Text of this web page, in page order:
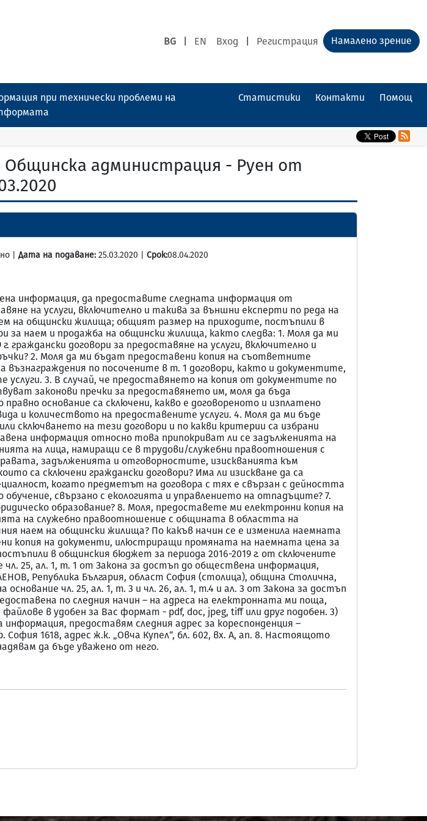
BG EN Вход Регистрация Намалено зрение
при технически проблеми на
Статистики Контакти Помощ
Общинска администрация - Руен от
| Дата на подаване: 25.03.2020 | Срок:08.04.2020
информация, да предоставите следната информация от
на услуги, включително и такива за външни експерти по реда на
на общински жилища; общият размер на приходите, постъпили в
за наем и продажба на общински жилища, както следва: 1. Моля да ми
граждански договори за предоставяне на услуги, включително и
2. Моля да ми бъдат предоставени копия на съответните
по посочените в т. 1 договори, както и документите,
3. В случай, че предоставянето на копия от документите по
законови пречки за предоставянето им, моля да бъда
основание са сключени, какво е договореното и изплатено
и количеството на предоставените услуги. 4. Моля да ми бъде
сключването на тези договори и по какви критерии са избрани
информация относно това припокриват ли се задълженията на
на лица, намиращи се в трудови/служебни правоотношения с
задълженията и отговорностите, изискванията към
са сключени граждански договори? Има ли изискване да са
когато предметът на договора с тях е свързан с дейността
свързано с екологията и управлението на отпадъците? 7.
образование? 8. Моля, предоставете ми електронни копия на
на служебно правоотношение с общината в областта на
наем на общински жилища? По какъв начин се е изменила наемната
копия на документи, илюстриращи промяната на наемната цена за
в общинския бюджет за периода 2016-2019 г. от сключените
25, ал. 1, т. 1 от Закона за достъп до обществена информация,
Република България, област София (столица), община Столична,
основание чл. 25, ал. 1, т. 3 и чл. 26, ал. 1, т.4 и ал. 3 от Закона за достъп
по следния начин – на адреса на електронната ми поща,
в удобен за Вас формат - pdf, doc, jpeg, tiff или друг подобен. 3)
предоставям следния адрес за кореспонденция –
1618, адрес ж.к. „Овча Купел“, бл. 602, вх. А, ап. 8. Настоящото
да бъде уважено от него.